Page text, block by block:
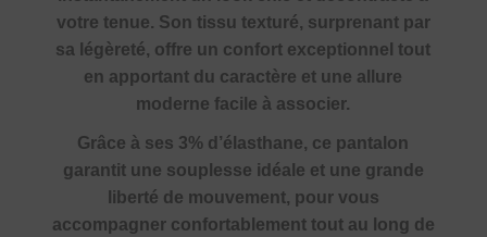
votre tenue. Son tissu texturé, surprenant par
sa légèreté, offre un confort exceptionnel tout
en apportant du caractère et une allure
moderne facile à associer.
Grâce à ses 3% d’élasthane, ce pantalon
garantit une souplesse idéale et une grande
liberté de mouvement, pour vous
accompagner confortablement tout au long de